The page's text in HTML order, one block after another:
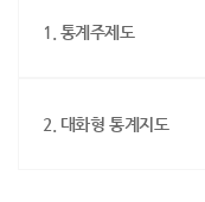
1. 통계주제도
2. 대화형 통계지도